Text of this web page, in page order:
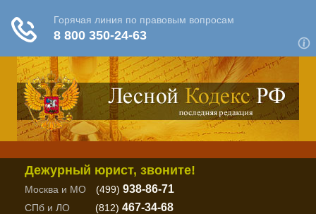
Дежурный юрист, звоните!
Москва и МО (499) 938-86-71
СПб и ЛО (812) 467-34-68